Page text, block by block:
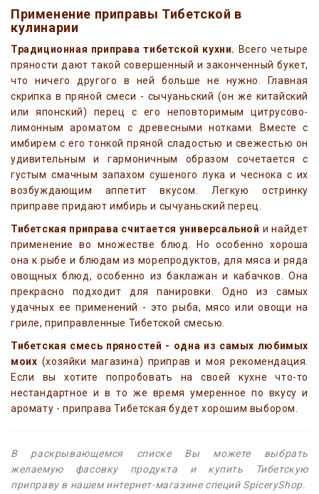
Применение приправы Тибетской в
кулинарии
Традиционная приправа тибетской кухни. Всего четыре
пряности дают такой совершенный и законченный букет,
что ничего другого в ней больше не нужно. Главная
скрипка в пряной смеси - сычуаньский (он же китайский
или японский) перец с его неповторимым цитрусово-
лимонным ароматом с древесными нотками. Вместе с
имбирем с его тонкой пряной сладостью и свежестью он
удивительным и гармоничным образом сочетается с
густым смачным запахом сушеного лука и чеснока с их
возбуждающим аппетит вкусом. Легкую остринку
приправе придают имбирь и сычуаньский перец.
Тибетская приправа считается универсальной и найдет
применение во множестве блюд. Но особенно хороша
она к рыбе и блюдам из морепродуктов, для мяса и ряда
овощных блюд, особенно из баклажан и кабачков. Она
прекрасно подходит для панировки. Одно из самых
удачных ее применений - это рыба, мясо или овощи на
гриле, приправленные Тибетской смесью.
Тибетская смесь пряностей - одна из самых любимых
моих (хозяйки магазина) приправ и моя рекомендация.
Если вы хотите попробовать на своей кухне что-то
нестандартное и в то же время умеренное по вкусу и
аромату - приправа Тибетская будет хорошим выбором.
В раскрывающемся списке Вы можете выбрать
желаемую фасовку продукта и купить Тибетскую
приправу в нашем интернет-магазине специй SpiceryShop.